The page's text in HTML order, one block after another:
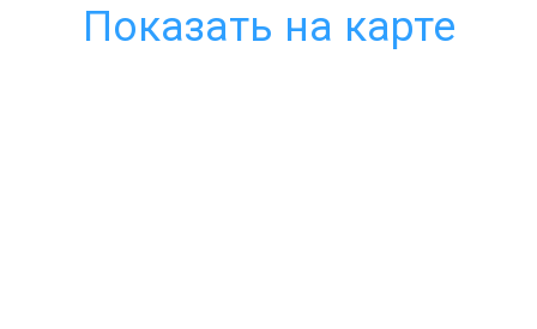
Показать на карте